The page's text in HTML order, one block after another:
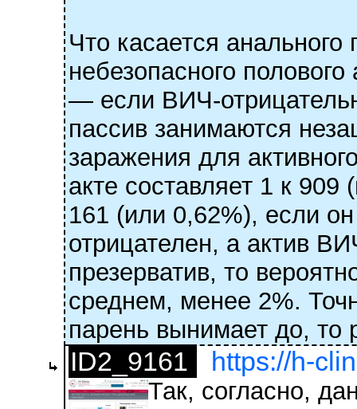
Что касается
небезопасного
— если ВИЧ-
пассив занимаются
заражения для
акте составляет 1 к
161 (или 0,62%), если
отрицателен, а актив
презерватив, то
среднем, менее 2%.
парень вынимает до, то
ID2_9161 https://h-
Так, согласно,